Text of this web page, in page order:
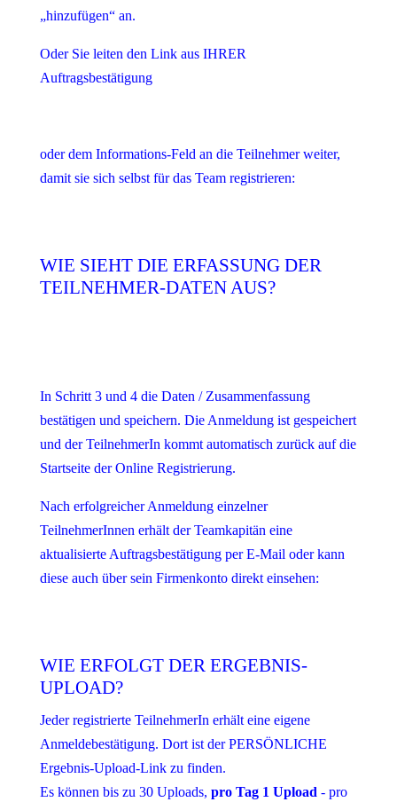
„hinzufügen“ an.
Oder Sie leiten den Link aus IHRER
Auftragsbestätigung
oder dem Informations-Feld an die Teilnehmer weiter,
damit sie sich selbst für das Team registrieren:
WIE SIEHT DIE ERFASSUNG DER
TEILNEHMER-DATEN AUS?
In Schritt 3 und 4 die Daten / Zusammenfassung
bestätigen und speichern. Die Anmeldung ist gespeichert
und der TeilnehmerIn kommt automatisch zurück auf die
Startseite der Online Registrierung.
Nach erfolgreicher Anmeldung einzelner
TeilnehmerInnen erhält der Teamkapitän eine
aktualisierte Auftragsbestätigung per E-Mail oder kann
diese auch über sein Firmenkonto direkt einsehen:
WIE ERFOLGT DER ERGEBNIS-
UPLOAD?
Jeder registrierte TeilnehmerIn erhält eine eigene
Anmeldebestätigung. Dort ist der PERSÖNLICHE
Ergebnis-Upload-Link zu finden.
Es können bis zu 30 Uploads, pro Tag 1 Upload - pro